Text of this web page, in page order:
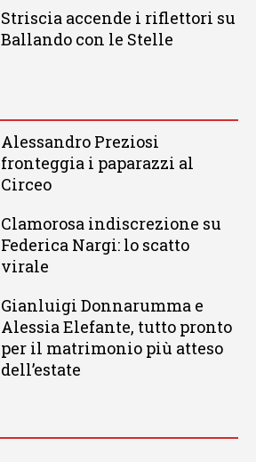
Striscia accende i riflettori su
Ballando con le Stelle
Alessandro Preziosi
fronteggia i paparazzi al
Circeo
Clamorosa indiscrezione su
Federica Nargi: lo scatto
virale
Gianluigi Donnarumma e
Alessia Elefante, tutto pronto
per il matrimonio più atteso
dell’estate